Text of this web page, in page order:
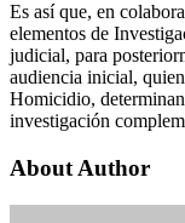
Es así que, en
elementos de
judicial, para
audiencia inicial,
Homicidio,
investigación
About Author